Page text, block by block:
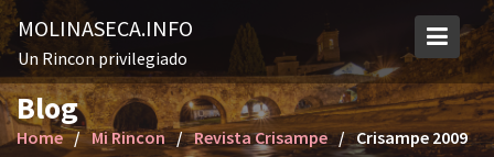
S
k
p
t
o
MOLINASECA.INFO
Un Rincon privilegiado
Blog
Home Mi Rincon Revista Crisampe Crisampe 2009